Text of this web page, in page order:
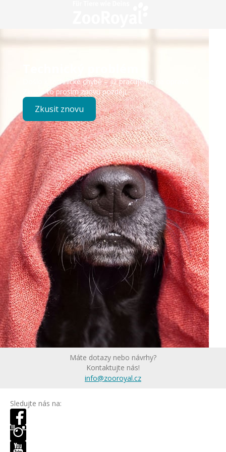
Došlo k technické chybě – již pracujeme na opravě.
Zkuste to prosím znovu později.
Zkusit znovu
Máte dotazy nebo návrhy?
Kontaktujte nás!
info@zooroyal.cz
Sledujte nás na: